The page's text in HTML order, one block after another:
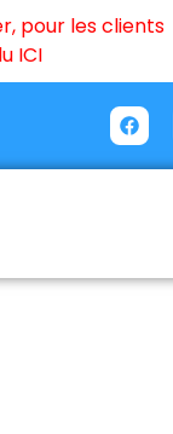
pour les clients
ICI